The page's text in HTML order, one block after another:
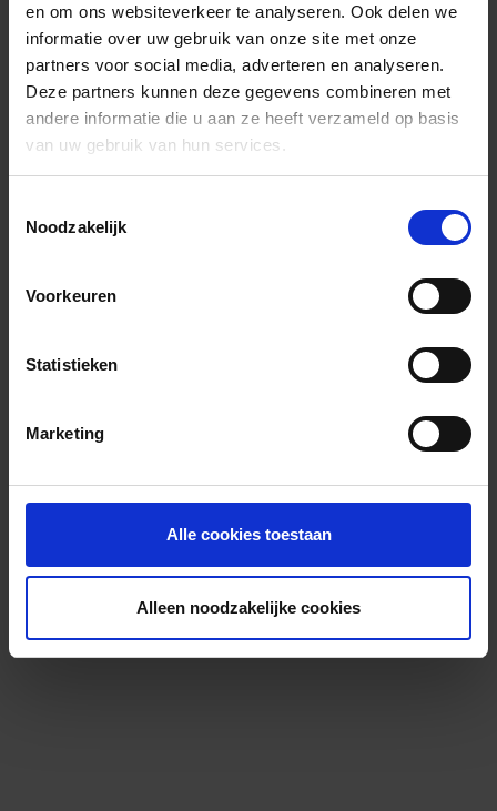
en om ons websiteverkeer te analyseren. Ook delen we
informatie over uw gebruik van onze site met onze
partners voor social media, adverteren en analyseren.
Deze partners kunnen deze gegevens combineren met
andere informatie die u aan ze heeft verzameld op basis
van uw gebruik van hun services.
Noodzakelijk
Voorkeuren
Statistieken
Marketing
Alle cookies toestaan
Alleen noodzakelijke cookies